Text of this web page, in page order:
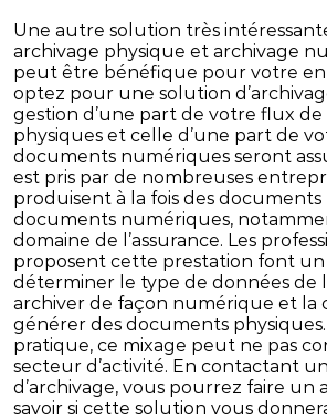
Une autre solution très
archivage physique et archivage
peut être bénéfique pour votre
optez pour une solution
gestion d’une part de votre flux
physiques et celle d’une part de
documents numériques seront
est pris par de nombreuses
produisent à la fois des documents
documents numériques,
domaine de l’assurance. Les
proposent cette prestation font
déterminer le type de données de
archiver de façon numérique et la
générer des documents
pratique, ce mixage peut ne pas
secteur d’activité. En contactant
d’archivage, vous pourrez faire un
savoir si cette solution vous